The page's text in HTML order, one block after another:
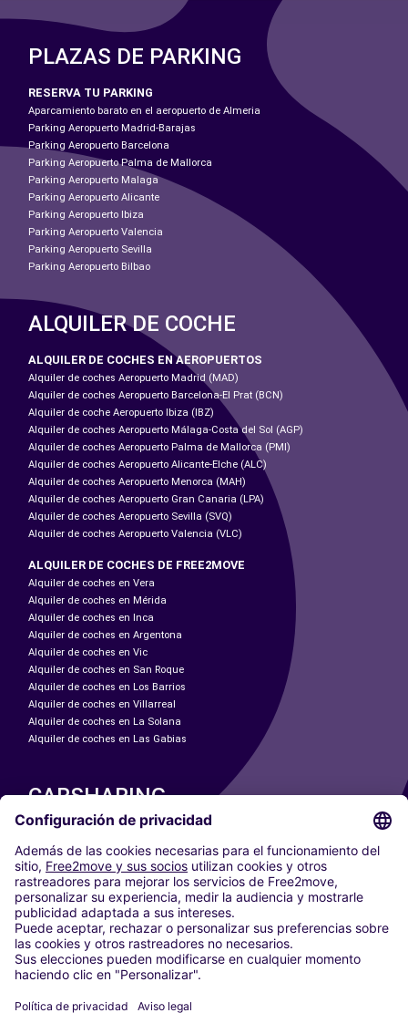
PLAZAS DE PARKING
RESERVA TU PARKING
Aparcamiento barato en el aeropuerto de Almeria
Parking Aeropuerto Madrid-Barajas
Parking Aeropuerto Barcelona
Parking Aeropuerto Palma de Mallorca
Parking Aeropuerto Malaga
Parking Aeropuerto Alicante
Parking Aeropuerto Ibiza
Parking Aeropuerto Valencia
Parking Aeropuerto Sevilla
Parking Aeropuerto Bilbao
ALQUILER DE COCHE
ALQUILER DE COCHES EN AEROPUERTOS
Alquiler de coches Aeropuerto Madrid (MAD)
Alquiler de coches Aeropuerto Barcelona-El Prat (BCN)
Alquiler de coche Aeropuerto Ibiza (IBZ)
Alquiler de coches Aeropuerto Málaga-Costa del Sol (AGP)
Alquiler de coches Aeropuerto Palma de Mallorca (PMI)
Alquiler de coches Aeropuerto Alicante-Elche (ALC)
Alquiler de coches Aeropuerto Menorca (MAH)
Alquiler de coches Aeropuerto Gran Canaria (LPA)
Alquiler de coches Aeropuerto Sevilla (SVQ)
Alquiler de coches Aeropuerto Valencia (VLC)
ALQUILER DE COCHES DE FREE2MOVE
Alquiler de coches en Vera
Alquiler de coches en Mérida
Alquiler de coches en Inca
Alquiler de coches en Argentona
Alquiler de coches en Vic
Alquiler de coches en San Roque
Alquiler de coches en Los Barrios
Alquiler de coches en Villarreal
Alquiler de coches en La Solana
Alquiler de coches en Las Gabias
CARSHARING
NUESTRAS CIUDADES
Paris
Madrid
Washington DC
Milán
Roma
Turín
Viena
Berlín
Düsseldorf